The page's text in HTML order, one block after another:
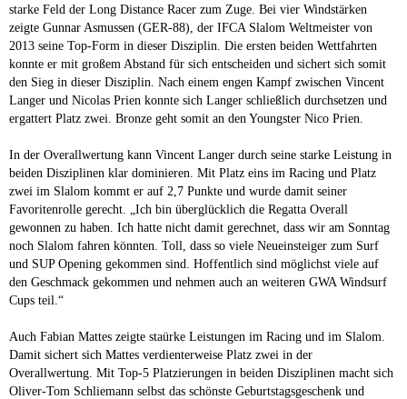
starke Feld der Long Distance Racer zum Zuge. Bei vier Windstärken
zeigte Gunnar Asmussen (GER-88), der IFCA Slalom Weltmeister von
2013 seine Top-Form in dieser Disziplin. Die ersten beiden Wettfahrten
konnte er mit großem Abstand für sich entscheiden und sichert sich somit
den Sieg in dieser Disziplin. Nach einem engen Kampf zwischen Vincent
Langer und Nicolas Prien konnte sich Langer schließlich durchsetzen und
ergattert Platz zwei. Bronze geht somit an den Youngster Nico Prien.
In der Overallwertung kann Vincent Langer durch seine starke Leistung in
beiden Disziplinen klar dominieren. Mit Platz eins im Racing und Platz
zwei im Slalom kommt er auf 2,7 Punkte und wurde damit seiner
Favoritenrolle gerecht. „Ich bin überglücklich die Regatta Overall
gewonnen zu haben. Ich hatte nicht damit gerechnet, dass wir am Sonntag
noch Slalom fahren könnten. Toll, dass so viele Neueinsteiger zum Surf
und SUP Opening gekommen sind. Hoffentlich sind möglichst viele auf
den Geschmack gekommen und nehmen auch an weiteren GWA Windsurf
Cups teil.“
Auch Fabian Mattes zeigte staürke Leistungen im Racing und im Slalom.
Damit sichert sich Mattes verdienterweise Platz zwei in der
Overallwertung. Mit Top-5 Platzierungen in beiden Disziplinen macht sich
Oliver-Tom Schliemann selbst das schönste Geburtstagsgeschenk und